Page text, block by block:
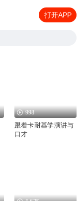
打开APP
998
跟着卡耐基学演讲与
口才